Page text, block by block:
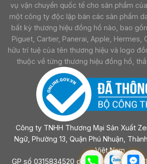
vụ vận chuyển quốc tế cho sản phẩm
một công ty độc lập bán các sản phẩm
bất kỳ thương hiệu đồng hồ nào, bao
Piguet, Cartier, Panerai, Apple, Hermes,
hữu trí tuệ của tên thương hiệu và logo
thuộc về từng thương hiệu đồng hồ,
Công ty TNHH Thương Mại Sản Xuất
Ngữ, Phường 13, Quận Phú Nhuận,
Việt Nam
GP số 0315834520 do sở KHĐT Tp Hồ